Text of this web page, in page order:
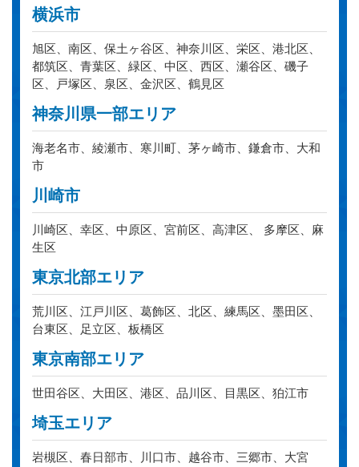
横浜市
旭区、南区、保土ヶ谷区、神奈川区、栄区、港北区、
都筑区、青葉区、緑区、中区、西区、瀬谷区、磯子
区、戸塚区、泉区、金沢区、鶴見区
神奈川県一部エリア
海老名市、綾瀬市、寒川町、茅ヶ崎市、鎌倉市、大和
市
川崎市
川崎区、幸区、中原区、宮前区、高津区、 多摩区、麻
生区
東京北部エリア
荒川区、江戸川区、葛飾区、北区、練馬区、墨田区、
台東区、足立区、板橋区
東京南部エリア
世田谷区、大田区、港区、品川区、目黒区、狛江市
埼玉エリア
岩槻区、春日部市、川口市、越谷市、三郷市、大宮